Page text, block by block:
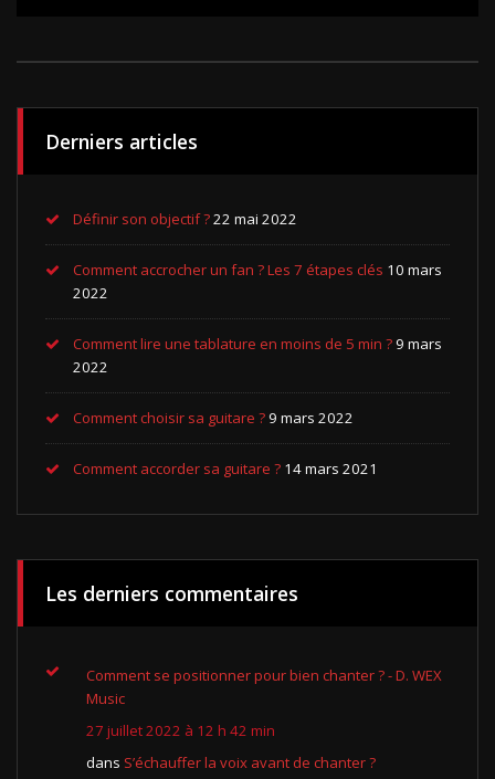
Derniers articles
Définir son objectif ?22 mai 2022
Comment accrocher un fan ? Les 7 étapes clés 10 mars
2022
Comment lire une tablature en moins de 5 min ? 9 mars
2022
Comment choisir sa guitare ? 9 mars 2022
Comment accorder sa guitare ? 14 mars 2021
Les derniers commentaires
Comment se positionner pour bien chanter ? - D. WEX
Music
27 juillet 2022 à 12 h 42 min
dans S’échauffer la voix avant de chanter ?